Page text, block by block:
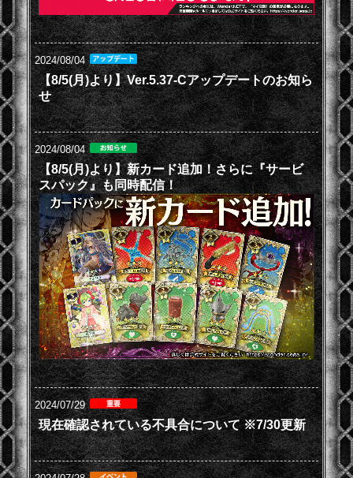
2024/08/04
【8/5(月)より】Ver.5.37-Cアップデートのお知ら
せ
2024/08/04
【8/5(月)より】新カード追加！さらに『サービ
スパック』も同時配信！
2024/07/29
現在確認されている不具合について ※7/30更新